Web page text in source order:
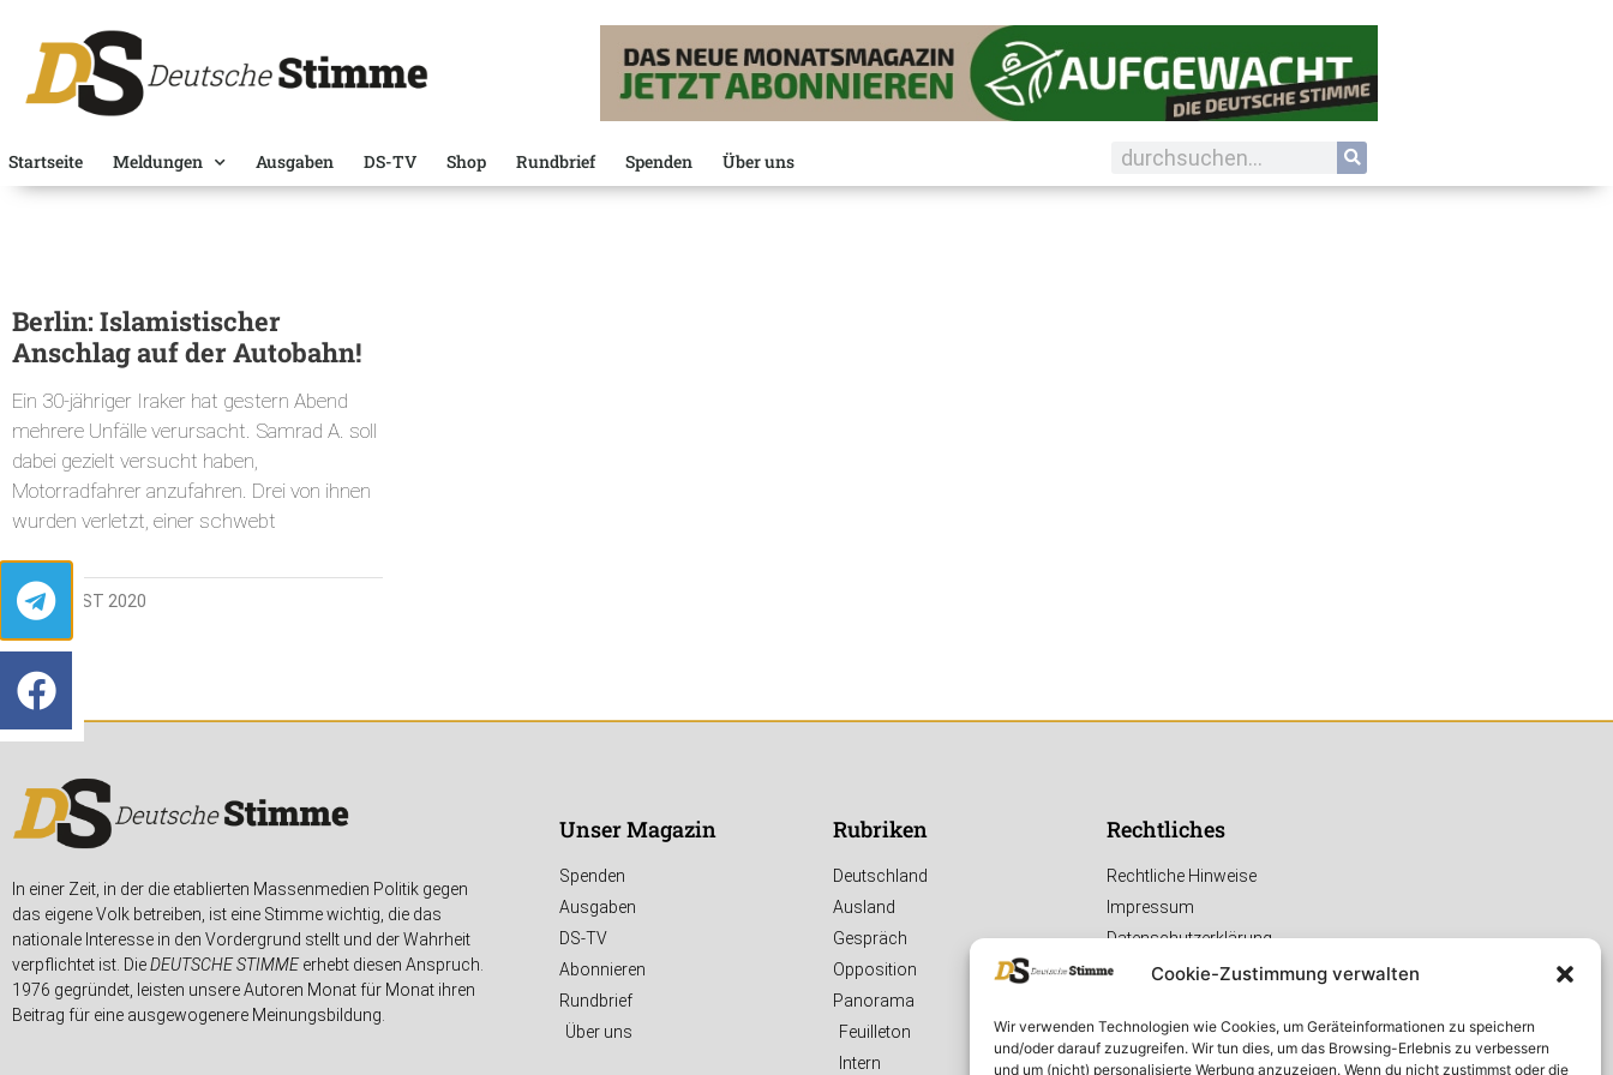
Cookie-Zustimmung verwalten
Wir verwenden Technologien wie Cookies, um Geräteinformationen zu speichern
und/oder darauf zuzugreifen. Wir tun dies, um das Browsing-Erlebnis zu verbessern
und um (nicht) personalisierte Werbung anzuzeigen. Wenn du nicht zustimmst oder die
Startseite Meldungen Ausgaben DS-TV Shop Rundbrief Spenden Über uns
Berlin: Islamistischer
Anschlag auf der Autobahn!
Ein 30-jähriger Iraker hat gestern Abend
mehrere Unfälle verursacht. Samrad A. soll
dabei gezielt versucht haben,
Motorradfahrer anzufahren. Drei von ihnen
wurden verletzt, einer schwebt
19. AUGUST 2020
In einer Zeit, in der die etablierten Massenmedien Politik gegen
das eigene Volk betreiben, ist eine Stimme wichtig, die das
nationale Interesse in den Vordergrund stellt und der Wahrheit
verpflichtet ist. DieDEUTSCHE STIMMEerhebt diesen Anspruch.
1976 gegründet, leisten unsere Autoren Monat für Monat ihren
Beitrag für eine ausgewogenere Meinungsbildung.
Unser Magazin
Spenden
Ausgaben
DS-TV
Abonnieren
Rundbrief
Über uns
Rubriken
Deutschland
Ausland
Gespräch
Opposition
Panorama
Feuilleton
Intern
Rechtliches
Rechtliche Hinweise
Impressum
Datenschutzerklärung